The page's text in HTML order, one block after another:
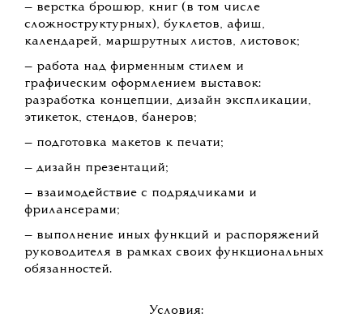
— верстка брошюр, книг (в том числе
сложноструктурных), буклетов, афиш,
календарей, маршрутных листов, листовок;
— работа над фирменным стилем и
графическим оформлением выставок:
разработка концепции, дизайн экспликации,
этикеток, стендов, банеров;
— подготовка макетов к печати;
— дизайн презентаций;
— взаимодействие с подрядчиками и
фрилансерами;
— выполнение иных функций и распоряжений
руководителя в рамках своих функциональных
обязанностей.
Условия: